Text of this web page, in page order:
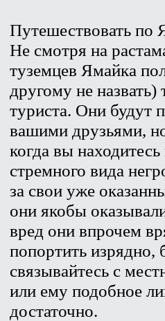
Путешествовать по
Не смотря на
туземцев Ямайка
другому не
туриста. Они будут
вашими друзьями,
когда вы
стремного вида
за свои уже
они якобы
вред они впрочем
попортить изрядно,
связывайтесь с
или ему подобное
достаточно.